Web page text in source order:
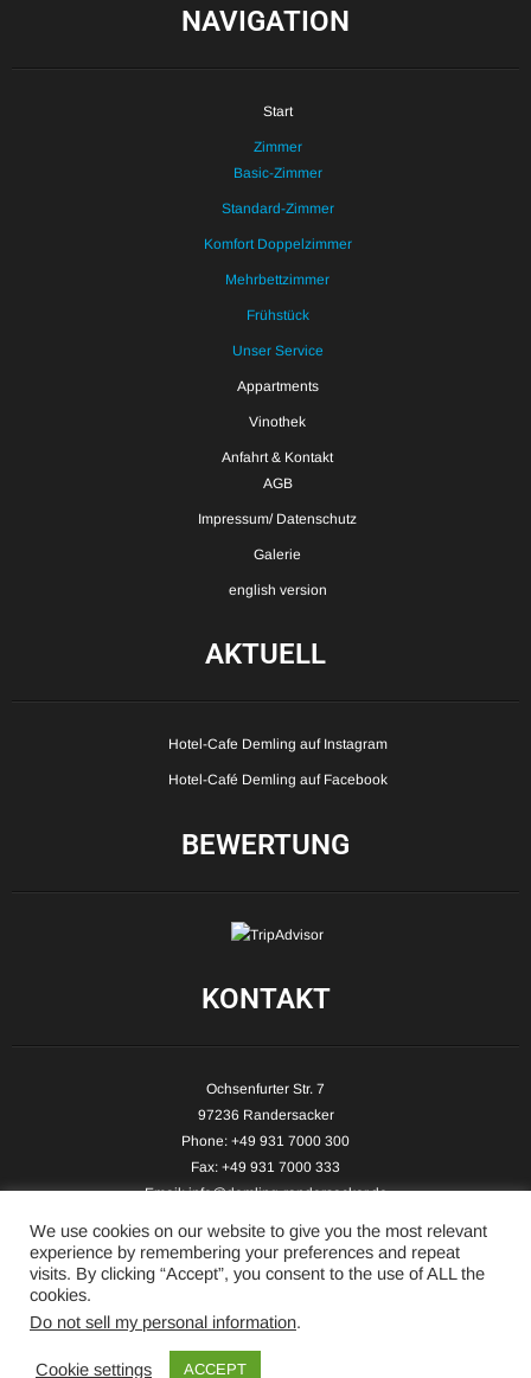
NAVIGATION
Start
Zimmer
Basic-Zimmer
Standard-Zimmer
Komfort Doppelzimmer
Mehrbettzimmer
Frühstück
Unser Service
Appartments
Vinothek
Anfahrt & Kontakt
AGB
Impressum/ Datenschutz
Galerie
english version
AKTUELL
Hotel-Cafe Demling auf Instagram
Hotel-Café Demling auf Facebook
BEWERTUNG
KONTAKT
Ochsenfurter Str. 7
97236 Randersacker
Phone: +49 931 7000 300
Fax: +49 931 7000 333
Email:info@demling-randersacker.de
Copyright © 2026 Hotel-Café Demling - All Rights Reserved.
We use cookies on our website to give you the most relevant
experience by remembering your preferences and repeat
visits. By clicking “Accept”, you consent to the use of ALL the
cookies.
Do not sell my personal information.
Cookie settings ACCEPT